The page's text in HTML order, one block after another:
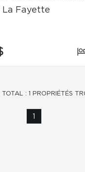
La Fayette
TOTAL : 1 PROPRIÉTÉS